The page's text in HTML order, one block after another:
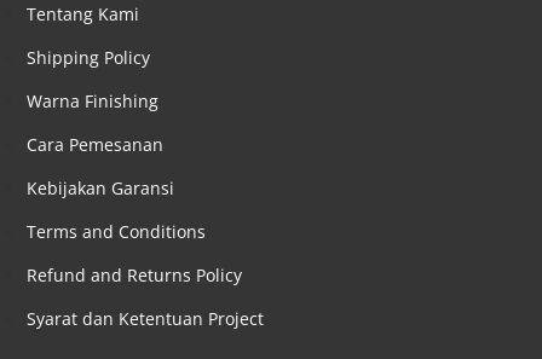
Tentang Kami
Shipping Policy
Warna Finishing
Cara Pemesanan
Kebijakan Garansi
Terms and Conditions
Refund and Returns Policy
Syarat dan Ketentuan Project